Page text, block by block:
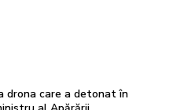
drona care a detonat în